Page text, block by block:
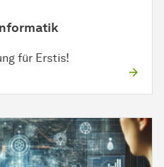
für Erstis!